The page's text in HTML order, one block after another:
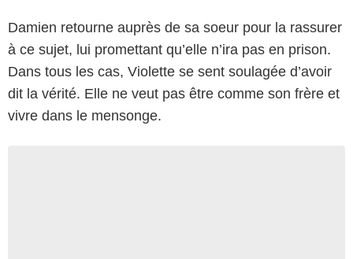
Damien retourne auprès de sa soeur pour la rassurer
à ce sujet, lui promettant qu’elle n’ira pas en prison.
Dans tous les cas, Violette se sent soulagée d’avoir
dit la vérité. Elle ne veut pas être comme son frère et
vivre dans le mensonge.